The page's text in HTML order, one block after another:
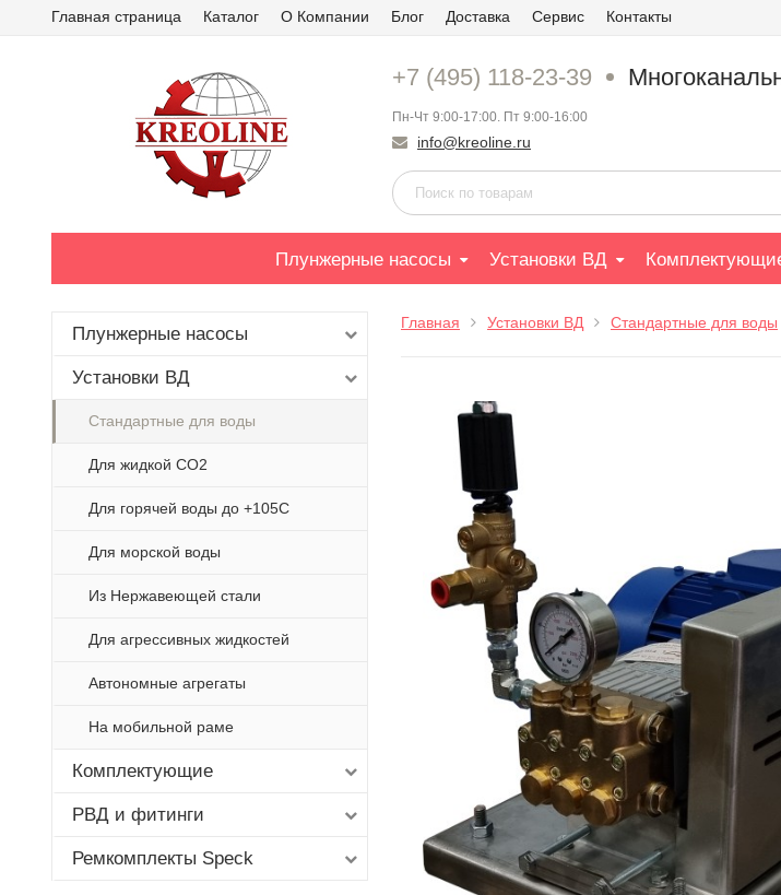
Главная страница Каталог О Компании Блог Доставка Сервис Контакты
+7 (495) 118-23-39
Пн-Чт 9:00-17:00. Пт 9:00-16:00
info@kreoline.ru
Плунжерные насосы Установки ВД
Плунжерные насосы
Установки ВД
Стандартные для воды
Для жидкой СО2
Для горячей воды до +105С
Для морской воды
Из Нержавеющей стали
Для агрессивных жидкостей
Автономные агрегаты
На мобильной раме
Комплектующие
РВД и фитинги
Ремкомплекты Speck
Главная Установки ВД Стандартные для воды